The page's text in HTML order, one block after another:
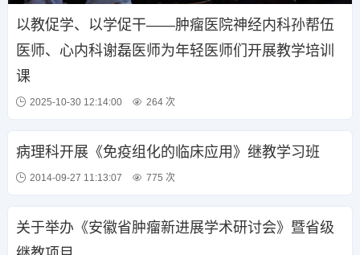
以教促学、以学促干——肿瘤医院神经内科孙帮伍
医师、心内科谢磊医师为年轻医师们开展教学培训
课
2025-10-30 12:14:00 264 次
病理科开展《免疫组化的临床应用》继教学习班
2014-09-27 11:13:07 775 次
关于举办《安徽省肿瘤新进展学术研讨会》暨省级